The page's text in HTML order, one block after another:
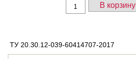
В корзину
ТУ 20.30.12-039-60414707-2017